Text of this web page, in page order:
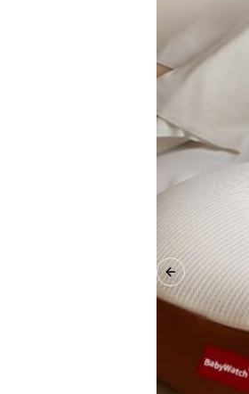
Previous slide